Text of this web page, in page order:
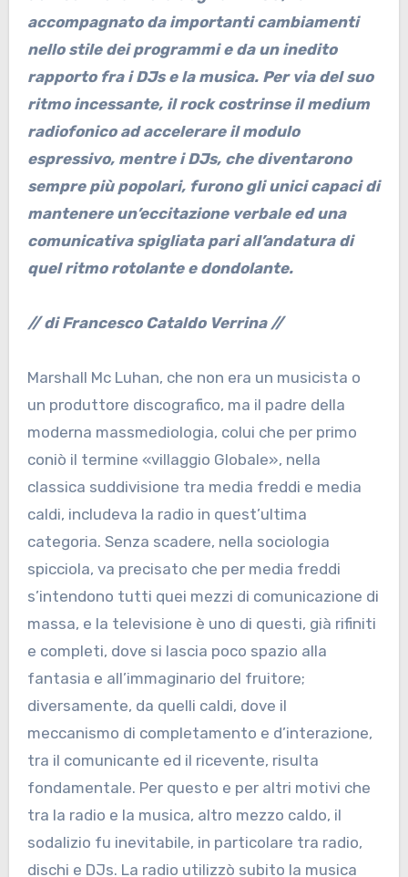
accompagnato da importanti cambiamenti
nello stile dei programmi e da un inedito
rapporto fra i DJs e la musica. Per via del suo
ritmo incessante, il rock costrinse il medium
radiofonico ad accelerare il modulo
espressivo, mentre i DJs, che diventarono
sempre più popolari, furono gli unici capaci di
mantenere un’eccitazione verbale ed una
comunicativa spigliata pari all’andatura di
quel ritmo rotolante e dondolante.
// di Francesco Cataldo Verrina //
Marshall Mc Luhan, che non era un musicista o
un produttore discografico, ma il padre della
moderna massmediologia, colui che per primo
coniò il termine «villaggio Globale», nella
classica suddivisione tra media freddi e media
caldi, includeva la radio in quest’ultima
categoria. Senza scadere, nella sociologia
spicciola, va precisato che per media freddi
s’intendono tutti quei mezzi di comunicazione di
massa, e la televisione è uno di questi, già rifiniti
e completi, dove si lascia poco spazio alla
fantasia e all’immaginario del fruitore;
diversamente, da quelli caldi, dove il
meccanismo di completamento e d’interazione,
tra il comunicante ed il ricevente, risulta
fondamentale. Per questo e per altri motivi che
tra la radio e la musica, altro mezzo caldo, il
sodalizio fu inevitabile, in particolare tra radio,
dischi e DJs. La radio utilizzò subito la musica